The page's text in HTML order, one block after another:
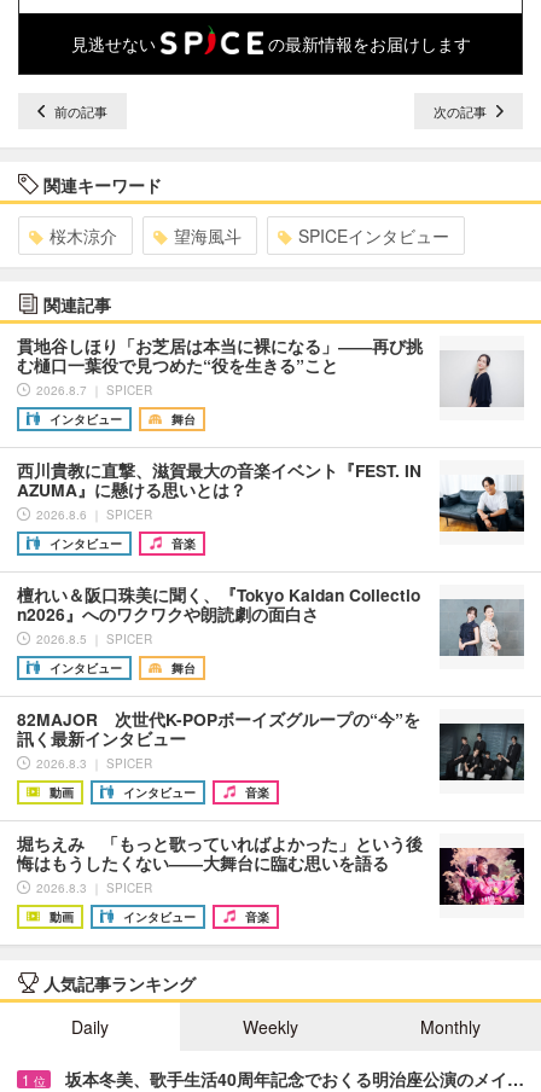
見逃せない の最新情報をお届けします
前の記事 次の記事
関連キーワード
桜木涼介 望海風斗 SPICEインタビュー
関連記事
貫地谷しほり「お芝居は本当に裸になる」――再び挑
む樋口一葉役で見つめた“役を生きる”こと
2026.8.7 ｜ SPICER
インタビュー
舞台
西川貴教に直撃、滋賀最大の音楽イベント『FEST. IN
AZUMA』に懸ける思いとは？
2026.8.6 ｜ SPICER
インタビュー
音楽
檀れい＆阪口珠美に聞く、『Tokyo Kaidan Collectio
n2026』へのワクワクや朗読劇の面白さ
2026.8.5 ｜ SPICER
インタビュー
舞台
82MAJOR 次世代K-POPボーイズグループの“今”を
訊く最新インタビュー
2026.8.3 ｜ SPICER
動画
インタビュー 音楽
堀ちえみ 「もっと歌っていればよかった」という後
悔はもうしたくない――大舞台に臨む思いを語る
2026.8.3 ｜ SPICER
動画
インタビュー 音楽
人気記事ランキング
Daily
Weekly Monthly
1 位 坂本冬美、歌手生活40周年記念でおくる明治座公演のメイ…